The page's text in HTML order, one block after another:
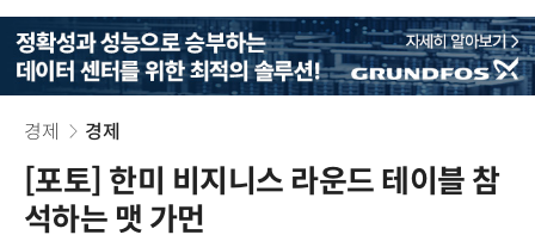
경제 경제
[포토] 한미 비지니스 라운드 테이블 참
석하는 맷 가먼